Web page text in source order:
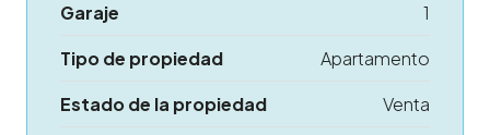
Garaje
1
Tipo de propiedad
Apartamento
Estado de la propiedad
Venta